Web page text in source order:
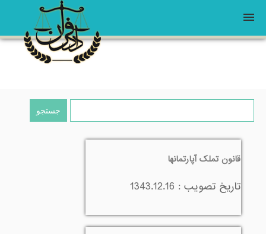
خانهقانون تملک آپارتمانها
تاريخ تصويب : 1343.12.16